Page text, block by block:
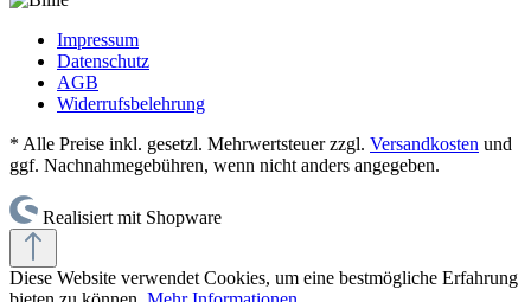
Impressum
Datenschutz
AGB
Widerrufsbelehrung
* Alle Preise inkl. gesetzl. Mehrwertsteuer zzgl. Versandkosten und
ggf. Nachnahmegebühren, wenn nicht anders angegeben.
Realisiert mit Shopware
Diese Website verwendet Cookies, um eine bestmögliche Erfahrung